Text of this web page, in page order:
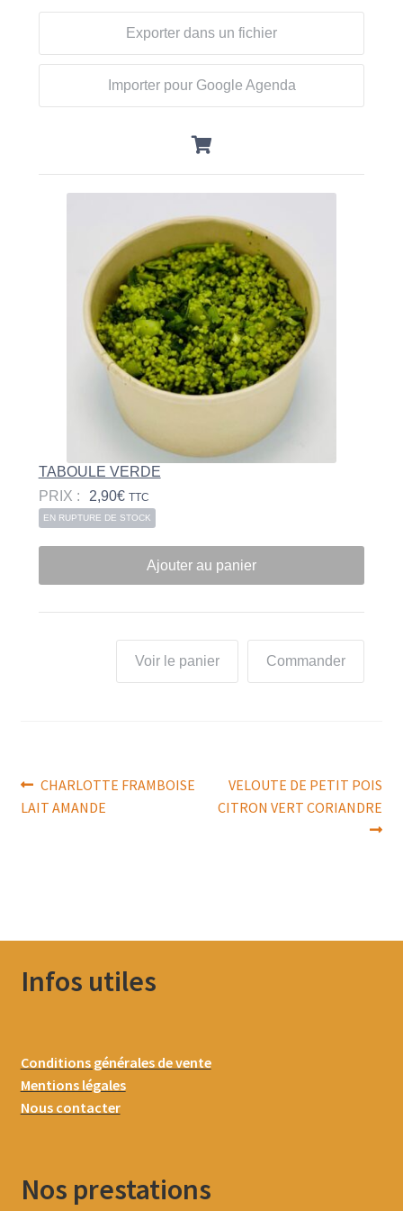
Exporter dans un fichier
Importer pour Google Agenda
TABOULE VERDE
PRIX :
2,90€ TTC
EN RUPTURE DE STOCK
Ajouter au panier
Commander
Voir le panier
Navigation
de
Article
précédent :
CHARLOTTE FRAMBOISE
LAIT AMANDE
Article
suivant :
VELOUTE DE PETIT POIS
CITRON VERT CORIANDRE
Infos utiles
Conditions générales de vente
Mentions légales
Nous contacter
Nos prestations